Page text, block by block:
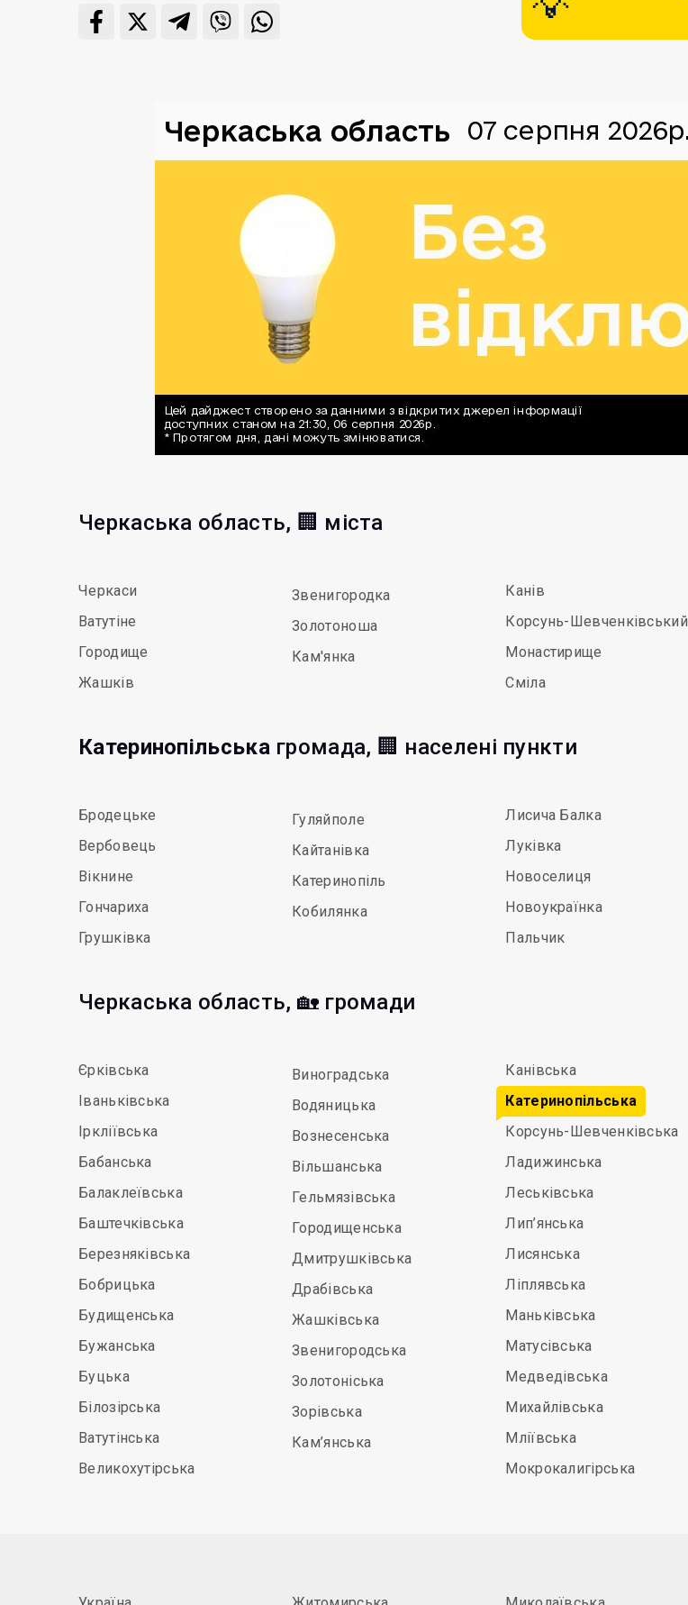
Черкаська область, 🏢 міста
Черкаси
Ватутіне
Городище
Жашків
Звенигородка
Золотоноша
Кам'янка
Канів
Корсунь-Шевченківський
Монастирище
Сміла
Катеринопільськагромада, 🏢 населені пункти
Бродецьке
Вербовець
Вікнине
Гончариха
Грушківка
Гуляйполе
Кайтанівка
Катеринопіль
Кобилянка
Лисича Балка
Луківка
Новоселиця
Новоукраїнка
Пальчик
Черкаська область, 🏡 громади
Єрківська
Іваньківська
Іркліївська
Бабанська
Балаклеївська
Баштечківська
Березняківська
Бобрицька
Будищенська
Бужанська
Буцька
Білозірська
Ватутінська
Великохутірська
Виноградська
Водяницька
Вознесенська
Вільшанська
Гельмязівська
Городищенська
Дмитрушківська
Драбівська
Жашківська
Звенигородська
Золотоніська
Зорівська
Кам’янська
Канівська
Катеринопільська
Корсунь-Шевченківська
Ладижинська
Леськівська
Лип’янська
Лисянська
Ліплявська
Маньківська
Матусівська
Медведівська
Михайлівська
Мліївська
Мокрокалигірська